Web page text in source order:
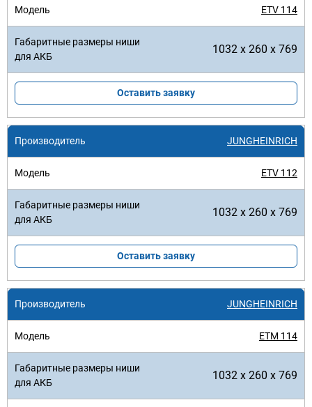
ETV 114
1032 x 260 x 769
Оставить заявку
JUNGHEINRICH
ETV 112
1032 x 260 x 769
Оставить заявку
JUNGHEINRICH
ETM 114
1032 x 260 x 769